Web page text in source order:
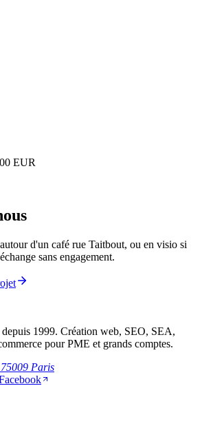
EUR
d'un café rue Taitbout, ou en visio si
sans engagement.
1999. Création web, SEO, SEA,
pour PME et grands comptes.
Paris